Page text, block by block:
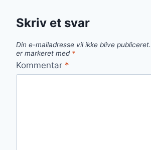
Skriv et svar
Din e-mailadresse vil ikke blive publiceret.
er markeret med *
Kommentar *